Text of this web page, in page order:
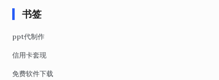
书签
ppt代制作
信用卡套现
免费软件下载